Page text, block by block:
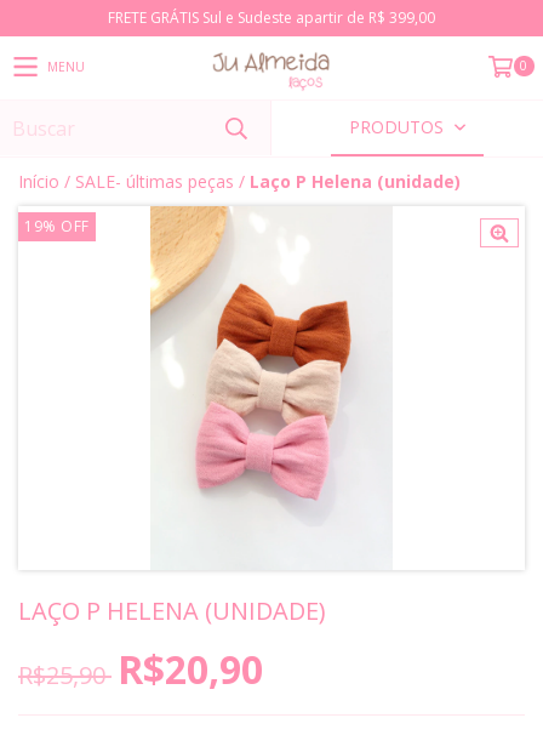
FRETE GRÁTIS Sul e Sudeste apartir de R$ 399,00
MENU 0
PRODUTOS
Início / SALE- últimas peças / Laço P Helena (unidade)
19% OFF
LAÇO P HELENA (UNIDADE)
R$25,90 R$20,90